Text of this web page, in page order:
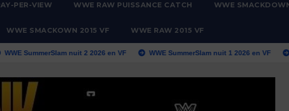
PER-VIEW WWE RAW PUISSANCE CATCH WWE
WWE SMACKOWN 2015 VF WWE RAW 2015 VF
nuit 2 2026 en VF WWE SummerSlam nuit 1 2026 en VF WWE